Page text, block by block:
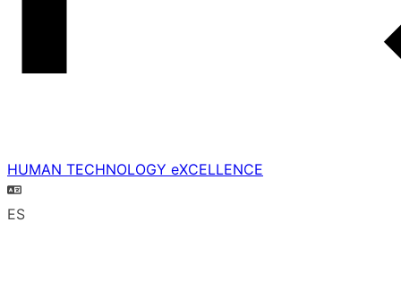
HUMAN TECHNOLOGY eXCELLENCE
ES